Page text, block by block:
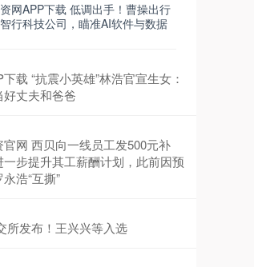
网APP下载 低调出手！曹操出行
行科技公司，瞄准AI软件与数据
载 “抗震小英雄”林浩官宣生女：
丈夫和爸爸
网 西贝向一线员工发500元补
步提升其工薪酬计划，此前因预
浩“互撕”
所发布！王兴兴等入选